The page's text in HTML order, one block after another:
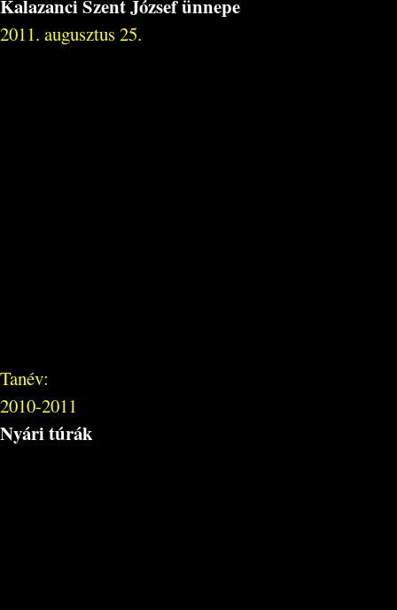
Kalazanci Szent József ünnepe
2011. augusztus 25.
Tanév:
2010-2011
Nyári túrák